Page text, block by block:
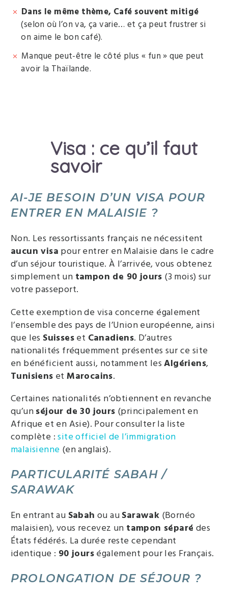
Dans le même thème, Café souvent mitigé
(selon où l’on va, ça varie… et ça peut frustrer si
on aime le bon café).
Manque peut-être le côté plus « fun » que peut
avoir la Thaïlande.
Visa : ce qu’il faut
savoir
AI-JE BESOIN D’UN VISA POUR
ENTRER EN MALAISIE ?
Non. Les ressortissants français ne nécessitent
aucun visa pour entrer en Malaisie dans le cadre
d’un séjour touristique. À l’arrivée, vous obtenez
simplement un tampon de 90 jours (3 mois) sur
votre passeport.
Cette exemption de visa concerne également
l’ensemble des pays de l’Union européenne, ainsi
que les Suisses et Canadiens. D’autres
nationalités fréquemment présentes sur ce site
en bénéficient aussi, notamment lesAlgériens,
Tunisiens etMarocains.
Certaines nationalités n’obtiennent en revanche
qu’un séjour de 30 jours (principalement en
Afrique et en Asie). Pour consulter la liste
complète :site officiel de l’immigration
malaisienne (en anglais).
PARTICULARITÉ SABAH /
SARAWAK
En entrant au Sabah ou au Sarawak (Bornéo
malaisien), vous recevez un tampon séparé des
États fédérés. La durée reste cependant
identique : 90 jours également pour les Français.
PROLONGATION DE SÉJOUR ?